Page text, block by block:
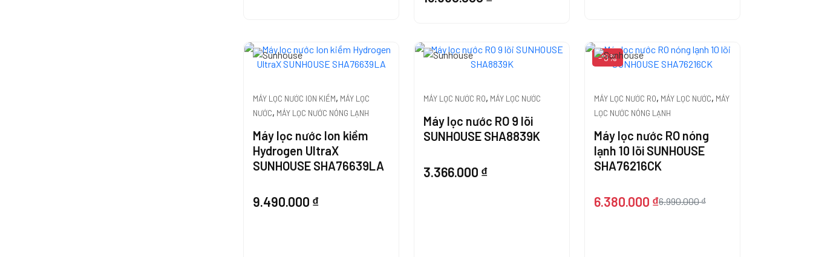
MÁY LỌC NƯỚC ION KIỀM, MÁY LỌC
NƯỚC, MÁY LỌC NƯỚC NÓNG LẠNH
Máy lọc nước Ion kiềm
Hydrogen UltraX
SUNHOUSE SHA76639LA
9.490.000 ₫
MÁY LỌC NƯỚC RO, MÁY LỌC NƯỚC
Máy lọc nước RO 9 lõi
SUNHOUSE SHA8839K
3.366.000 ₫
- 9%
MÁY LỌC NƯỚC RO, MÁY LỌC NƯỚC, MÁY
LỌC NƯỚC NÓNG LẠNH
Máy lọc nước RO nóng
lạnh 10 lõi SUNHOUSE
SHA76216CK
6.990.000₫
Giá
6.380.000 ₫
Giá